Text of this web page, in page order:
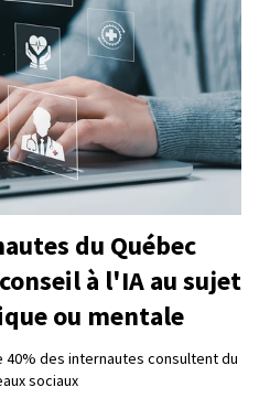
du Québec
à l'IA au sujet
ou mentale
des internautes consultent du
sociaux